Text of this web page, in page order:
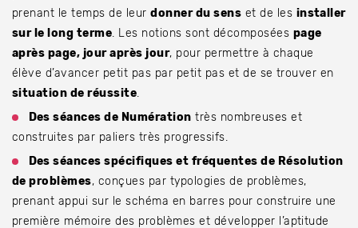
prenant le temps de leurdonner du sens et de les installer
sur le long terme . Les notions sont décomposées page
après page, jour après jour, pour permettre à chaque
élève d’avancer petit pas par petit pas et de se trouver en
situation de réussite
Des séances de Numération très nombreuses et
construites par paliers très progressifs.
Des séances spécifiques et fréquentes de Résolution
de problèmes, conçues par typologies de problèmes,
prenant appui sur le schéma en barres pour construire une
première mémoire des problèmes et développer l’aptitude